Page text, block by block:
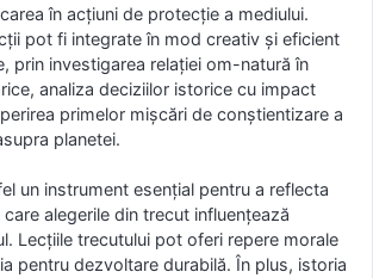
în acțiuni de protecție a mediului.
pot fi integrate în mod creativ și eficient
prin investigarea relației om-natură în
analiza deciziilor istorice cu impact
primelor mișcări de conștientizare a
planetei.
un instrument esențial pentru a reflecta
alegerile din trecut influențează
Lecțiile trecutului pot oferi repere morale
pentru dezvoltare durabilă. În plus, istoria